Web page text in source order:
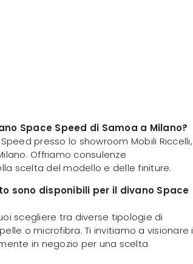
Space Speed di Samoa a Milano?
presso lo showroom Mobili Riccelli,
Offriamo consulenze
scelta del modello e delle finiture.
sono disponibili per il divano Space
scegliere tra diverse tipologie di
o microfibra. Ti invitiamo a visionare i
in negozio per una scelta